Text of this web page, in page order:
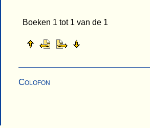
Boeken 1 tot 1 van de 1
Colofon